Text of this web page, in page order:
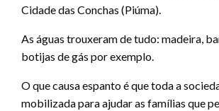
Cidade das Conchas (Piúma).
As águas trouxeram de tudo: madeira,
botijas de gás por exemplo.
O que causa espanto é que toda a
mobilizada para ajudar as famílias que